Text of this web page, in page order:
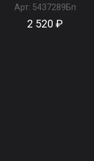
Арт: 5437289Бп
2 520 ₽